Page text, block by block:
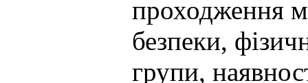
проходження
безпеки,
групи,